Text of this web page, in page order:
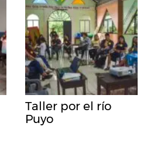
Taller por el río
Puyo